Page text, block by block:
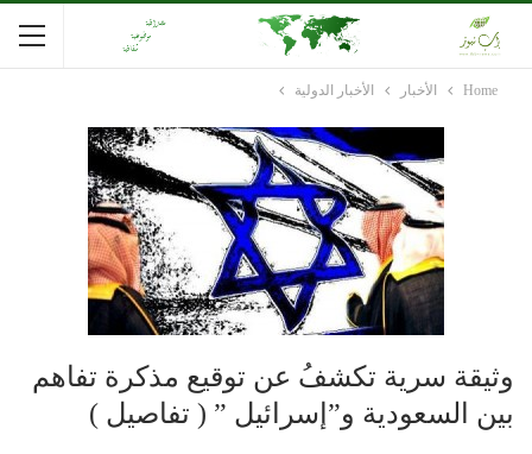
Home الأخبار الأخبار الدولية
وثيقة سرية تكشفُ عن توقيع مذكرة تفاهم
بين السعودية و”إسرائيل ” ( تفاصيل )